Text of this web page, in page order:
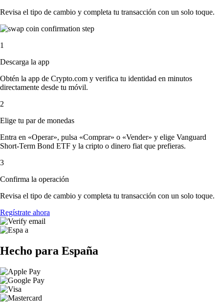
Revisa el tipo de cambio y completa tu transacción con un solo toque.
1
Descarga la app
Obtén la app de Crypto.com y verifica tu identidad en minutos
directamente desde tu móvil.
2
Elige tu par de monedas
Entra en «Operar», pulsa «Comprar» o «Vender» y elige Vanguard
Short-Term Bond ETF y la cripto o dinero fiat que prefieras.
3
Confirma la operación
Revisa el tipo de cambio y completa tu transacción con un solo toque.
Regístrate ahora
Hecho para España